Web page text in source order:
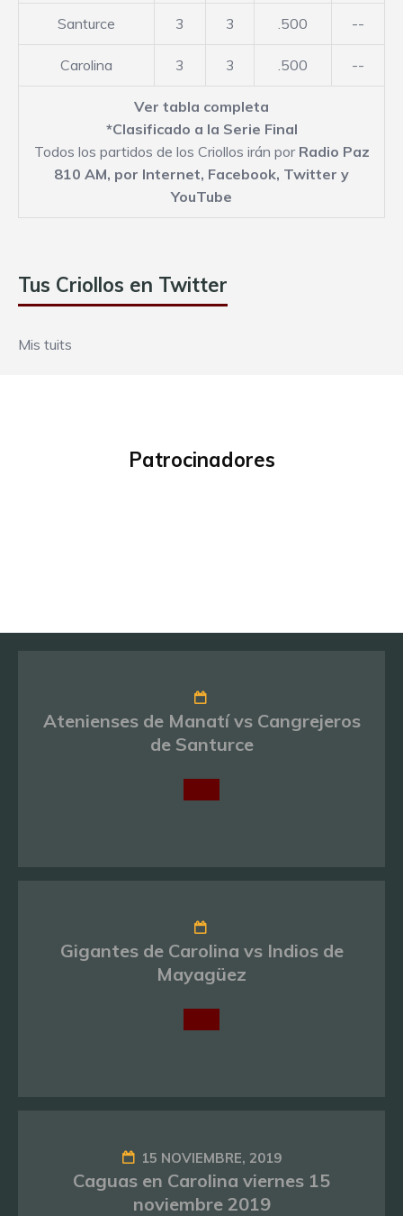
Santurce 3 3 .500 --
Carolina 3 3 .500 --
Ver tabla completa
*Clasificado a la Serie Final
Todos los partidos de los Criollos irán por Radio Paz
810 AM, por Internet, Facebook, Twitter y
YouTube
Tus Criollos en Twitter
Mis tuits
Patrocinadores
Atenienses de Manatí vs Cangrejeros
de Santurce
Gigantes de Carolina vs Indios de
Mayagüez
15 NOVIEMBRE, 2019
Caguas en Carolina viernes 15
noviembre 2019